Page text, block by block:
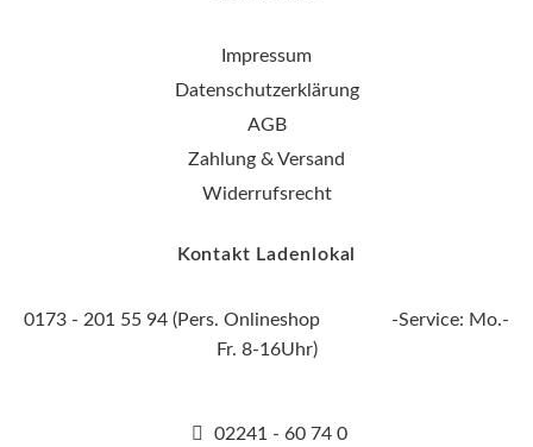
Impressum
Datenschutzerklärung
AGB
Zahlung & Versand
Widerrufsrecht
Kontakt Ladenlokal
0173 - 201 55 94 (Pers. Onlineshop -Service: Mo.-
Fr. 8-16Uhr)
02241 - 60 74 0